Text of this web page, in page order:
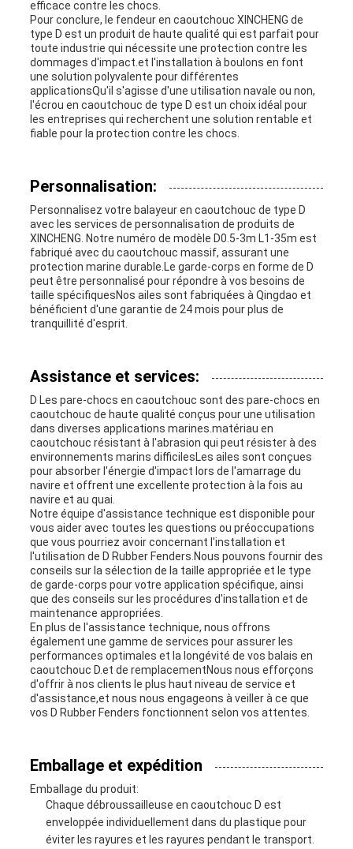
efficace contre les chocs.
Pour conclure, le fendeur en caoutchouc XINCHENG de
type D est un produit de haute qualité qui est parfait pour
toute industrie qui nécessite une protection contre les
dommages d'impact.et l'installation à boulons en font
une solution polyvalente pour différentes
applicationsQu'il s'agisse d'une utilisation navale ou non,
l'écrou en caoutchouc de type D est un choix idéal pour
les entreprises qui recherchent une solution rentable et
fiable pour la protection contre les chocs.
Personnalisation:
Personnalisez votre balayeur en caoutchouc de type D
avec les services de personnalisation de produits de
XINCHENG. Notre numéro de modèle D0.5-3m L1-35m est
fabriqué avec du caoutchouc massif, assurant une
protection marine durable.Le garde-corps en forme de D
peut être personnalisé pour répondre à vos besoins de
taille spécifiquesNos ailes sont fabriquées à Qingdao et
bénéficient d'une garantie de 24 mois pour plus de
tranquillité d'esprit.
Assistance et services:
D Les pare-chocs en caoutchouc sont des pare-chocs en
caoutchouc de haute qualité conçus pour une utilisation
dans diverses applications marines.matériau en
caoutchouc résistant à l'abrasion qui peut résister à des
environnements marins difficilesLes ailes sont conçues
pour absorber l'énergie d'impact lors de l'amarrage du
navire et offrent une excellente protection à la fois au
navire et au quai.
Notre équipe d'assistance technique est disponible pour
vous aider avec toutes les questions ou préoccupations
que vous pourriez avoir concernant l'installation et
l'utilisation de D Rubber Fenders.Nous pouvons fournir des
conseils sur la sélection de la taille appropriée et le type
de garde-corps pour votre application spécifique, ainsi
que des conseils sur les procédures d'installation et de
maintenance appropriées.
En plus de l'assistance technique, nous offrons
également une gamme de services pour assurer les
performances optimales et la longévité de vos balais en
caoutchouc D.et de remplacementNous nous efforçons
d'offrir à nos clients le plus haut niveau de service et
d'assistance,et nous nous engageons à veiller à ce que
vos D Rubber Fenders fonctionnent selon vos attentes.
Emballage et expédition
Emballage du produit:
Chaque débroussailleuse en caoutchouc D est
enveloppée individuellement dans du plastique pour
éviter les rayures et les rayures pendant le transport.